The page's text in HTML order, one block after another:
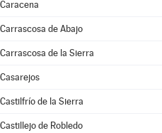
Caracena
Carrascosa de Abajo
Carrascosa de la Sierra
Casarejos
Castilfrío de la Sierra
Castillejo de Robledo